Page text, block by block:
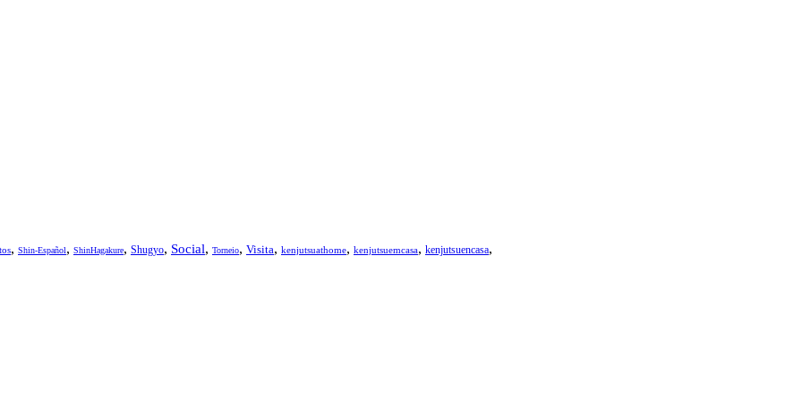
, Shin-Español, ShinHagakure, Shugyo, Social, Torneio, Visita, kenjutsuathome, kenjutsuemcasa, kenjutsuencasa,